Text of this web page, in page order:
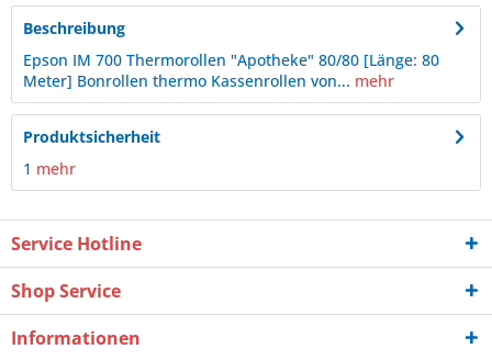
Beschreibung
Epson IM 700 Thermorollen "Apotheke" 80/80 [Länge: 80
Meter] Bonrollen thermo Kassenrollen von... mehr
Produktsicherheit
1 mehr
Service Hotline
Shop Service
Informationen